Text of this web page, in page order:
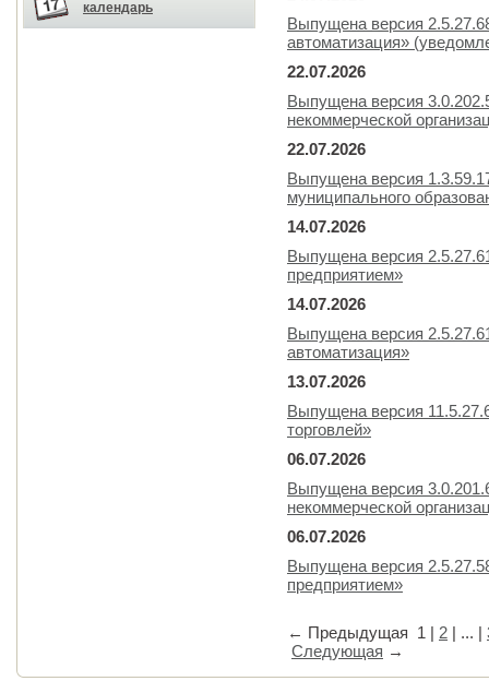
календарь
Выпущена версия
автоматизация»
22.07.2026
Выпущена версия
некоммерческой
22.07.2026
Выпущена версия
муниципального
14.07.2026
Выпущена версия
предприятием»
14.07.2026
Выпущена версия
автоматизация»
13.07.2026
Выпущена версия
торговлей»
06.07.2026
Выпущена версия
некоммерческой
06.07.2026
Выпущена версия
предприятием»
← Предыдущая 1 | 2 | ... |
Следующая →